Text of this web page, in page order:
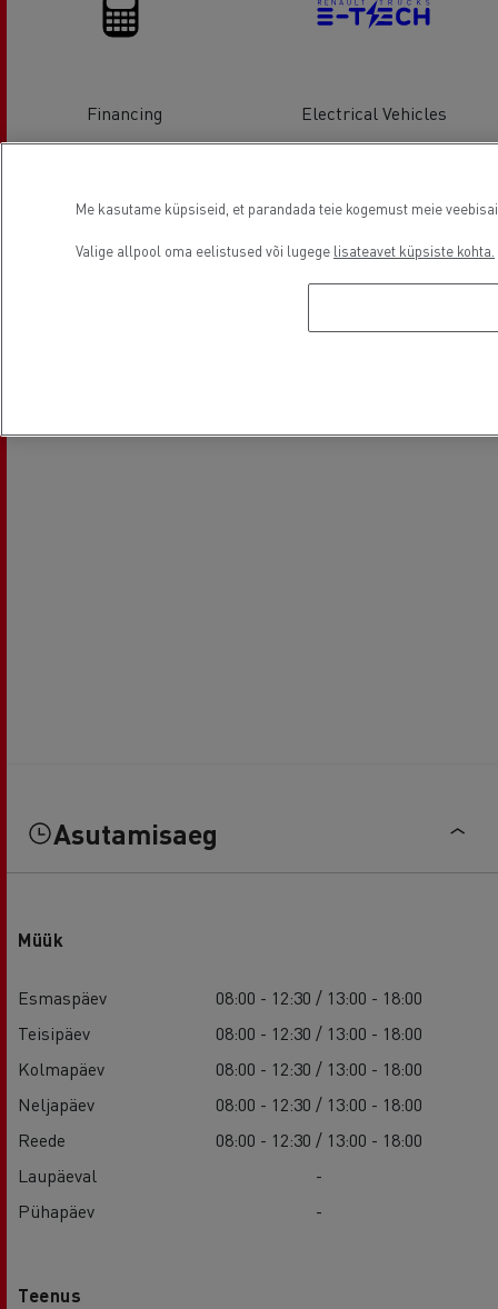
Financing Electrical Vehicles
Asukoht
Asutamisaeg
Müük
Esmaspäev
08:00 - 12:30 / 13:00 - 18:00
Teisipäev
08:00 - 12:30 / 13:00 - 18:00
Kolmapäev
08:00 - 12:30 / 13:00 - 18:00
Neljapäev
08:00 - 12:30 / 13:00 - 18:00
Reede
08:00 - 12:30 / 13:00 - 18:00
Laupäeval
-
Pühapäev
-
Teenus
Me kasutame küpsiseid, et parandada teie kogemust meie
Valige allpool oma eelistused või lugege lisateavet küpsiste kohta.